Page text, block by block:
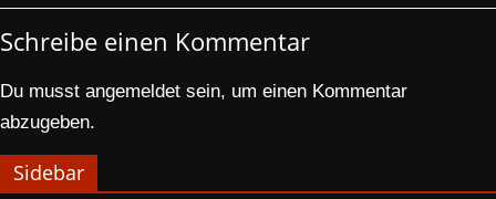
Schreibe einen Kommentar
Du musst angemeldet sein, um einen Kommentar
abzugeben.
Sidebar